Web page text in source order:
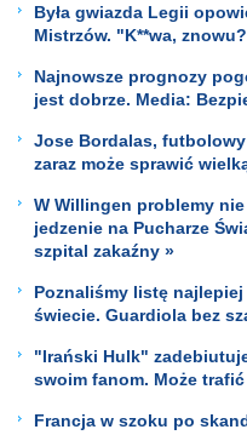
Była gwiazda Legii
Mistrzów. "K**wa,
Najnowsze prognozy
jest dobrze. Media:
Jose Bordalas,
zaraz może sprawić
W Willingen problemy
jedzenie na Pucharze
szpital zakaźny »
Poznaliśmy listę
świecie. Guardiola bez
"Irański Hulk"
swoim fanom. Może
Francja w szoku po